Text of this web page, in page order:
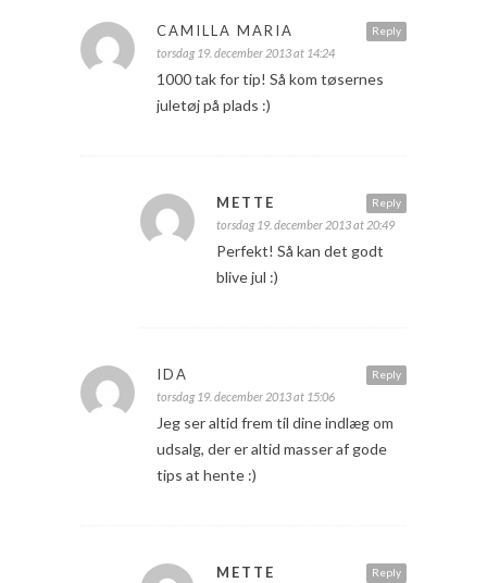
Reply
CAMILLA MARIA
torsdag 19. december 2013 at 14:24
1000 tak for tip! Så kom tøsernes
juletøj på plads :)
Reply
METTE
torsdag 19. december 2013 at 20:49
Perfekt! Så kan det godt
blive jul :)
Reply
IDA
torsdag 19. december 2013 at 15:06
Jeg ser altid frem til dine indlæg om
udsalg, der er altid masser af gode
tips at hente :)
Reply
METTE